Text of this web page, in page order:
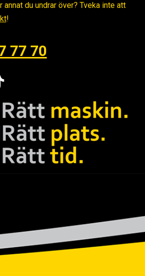
annat du undrar över? Tveka inte att
!
77 70